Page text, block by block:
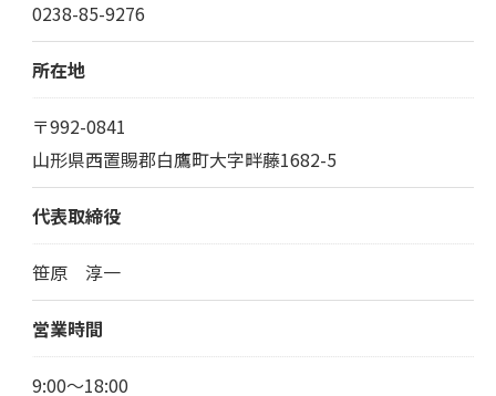
0238-85-9276
所在地
〒992-0841
山形県西置賜郡白鷹町大字畔藤1682-5
代表取締役
笹原 淳一
営業時間
9:00～18:00